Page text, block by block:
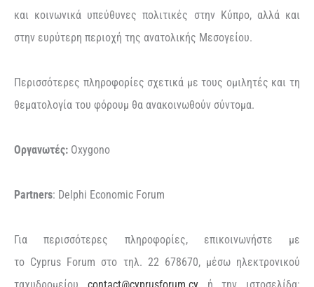
και κοινωνικά υπεύθυνες πολιτικές στην Κύπρο, αλλά και
στην ευρύτερη περιοχή της ανατολικής Μεσογείου.
Περισσότερες πληροφορίες σχετικά με τους ομιλητές και τη
θεματολογία του φόρουμ θα ανακοινωθούν σύντομα.
Oργανωτές: Oxygono
Partners: Delphi Economic Forum
Για περισσότερες πληροφορίες, επικοινωνήστε με
τo Cyprus Forum στο τηλ. 22 678670, μέσω ηλεκτρονικού
ταχυδρομείου contact@cyprusforum.cy ή την ιστοσελίδα: